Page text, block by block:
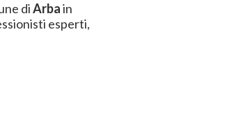
diArbain
esperti,